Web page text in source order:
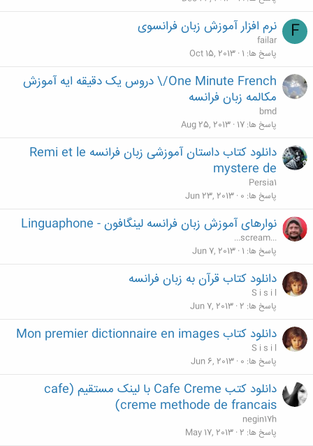
F نرم افزار آموزش زبان فرانسوی
failar
پاسخ ها 1
Oct 15, 2013
One Minute French/\ دروس یک دقیقه ایه آموزش
مکالمه زبان فرانسه
bmd
پاسخ ها 17
Aug 25, 2013
دانلود کتاب داستان آموزشی زبان فرانسه Remi et le
mystere de
Persia1
پاسخ ها 0
Jun 23, 2013
نوارهای آموزش زبان فرانسه لینگافون - Linguaphone
...scream...
پاسخ ها 1
Jun 7, 2013
دانلود کتاب قرآن به زبان فرانسه
S i s i l
پاسخ ها 2
Jun 7, 2013
دانلود کتاب Mon premier dictionnaire en images
S i s i l
پاسخ ها 0
Jun 6, 2013
دانلود کتب Cafe Creme با لینک مستقیم (cafe
creme methode de francais)
negin17h
پاسخ ها 2
May 17, 2013